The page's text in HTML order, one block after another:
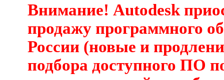
Внимание! Autodesk
продажу программного
России (новые и
подбора доступного ПО